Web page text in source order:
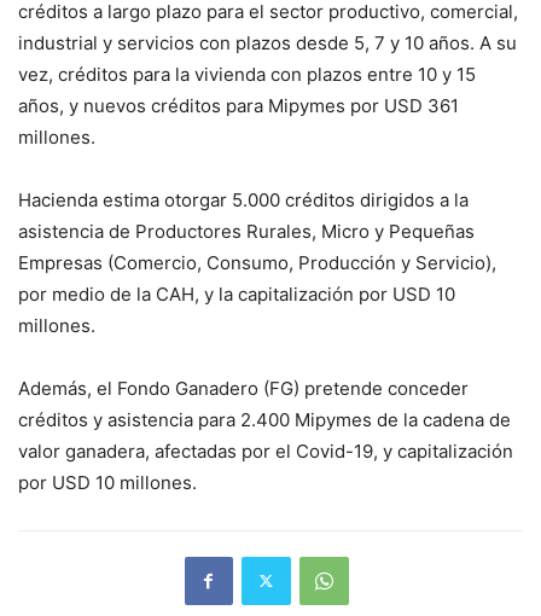
créditos a largo plazo para el sector productivo, comercial,
industrial y servicios con plazos desde 5, 7 y 10 años. A su
vez, créditos para la vivienda con plazos entre 10 y 15
años, y nuevos créditos para Mipymes por USD 361
millones.
Hacienda estima otorgar 5.000 créditos dirigidos a la
asistencia de Productores Rurales, Micro y Pequeñas
Empresas (Comercio, Consumo, Producción y Servicio),
por medio de la CAH, y la capitalización por USD 10
millones.
Además, el Fondo Ganadero (FG) pretende conceder
créditos y asistencia para 2.400 Mipymes de la cadena de
valor ganadera, afectadas por el Covid-19, y capitalización
por USD 10 millones.